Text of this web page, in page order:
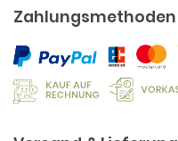
Zahlungsmethoden